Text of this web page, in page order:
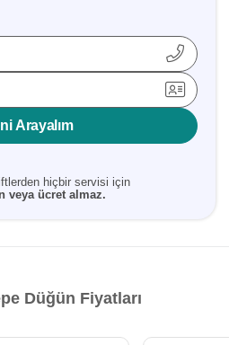
Arayalım
hiçbir servisi için
veya ücret almaz.
Düğün Fiyatları